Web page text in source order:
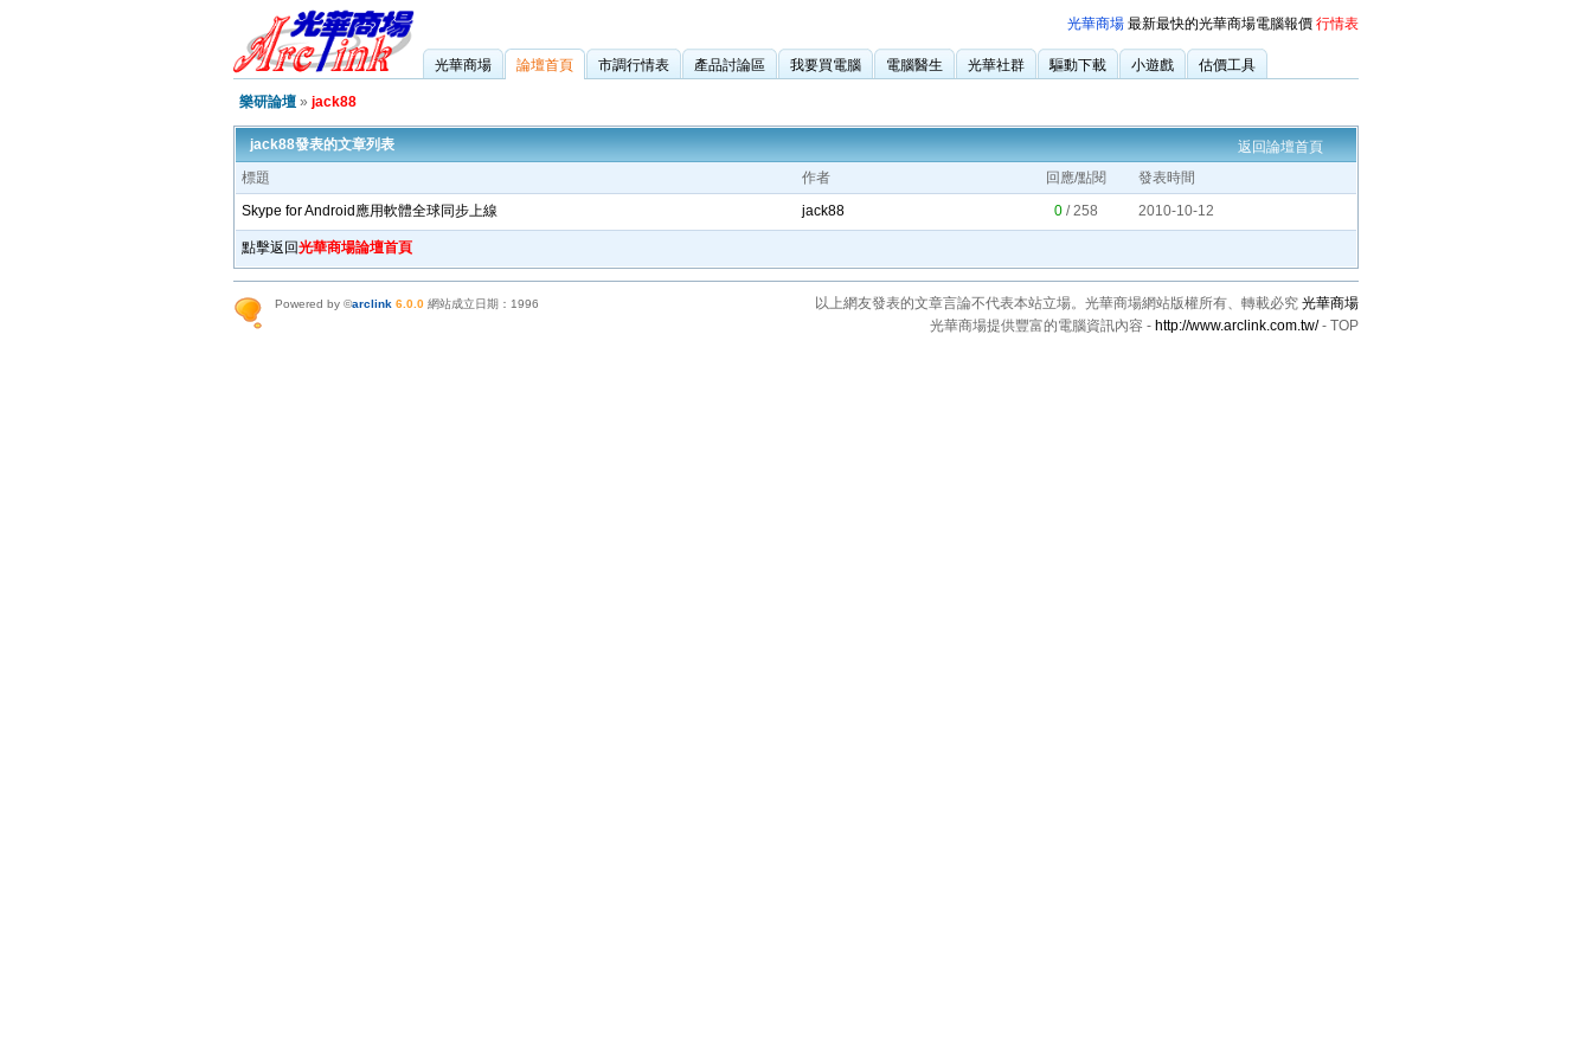
光華商場 最新最快的光華商場電腦報價 行情表
光華商場 論壇首頁 市調行情表 產品討論區 我要買電腦 電腦醫生 光華社群 驅動下載 小遊戲 估價工具
樂研論壇 » jack88
返回論壇首頁
jack88發表的文章列表
標題
作者 回應/點閱
發表時間
Skype for Android應用軟體全球同步上線
jack88 0 /258 2010-10-12
點擊返回光華商場論壇首頁
以上網友發表的文章言論不代表本站立場。光華商場網站版權所有、轉載必究 光華商場
光華商場提供豐富的電腦資訊內容 - http://www.arclink.com.tw/- TOP
Powered by ©arclink 6.0.0 網站成立日期：1996